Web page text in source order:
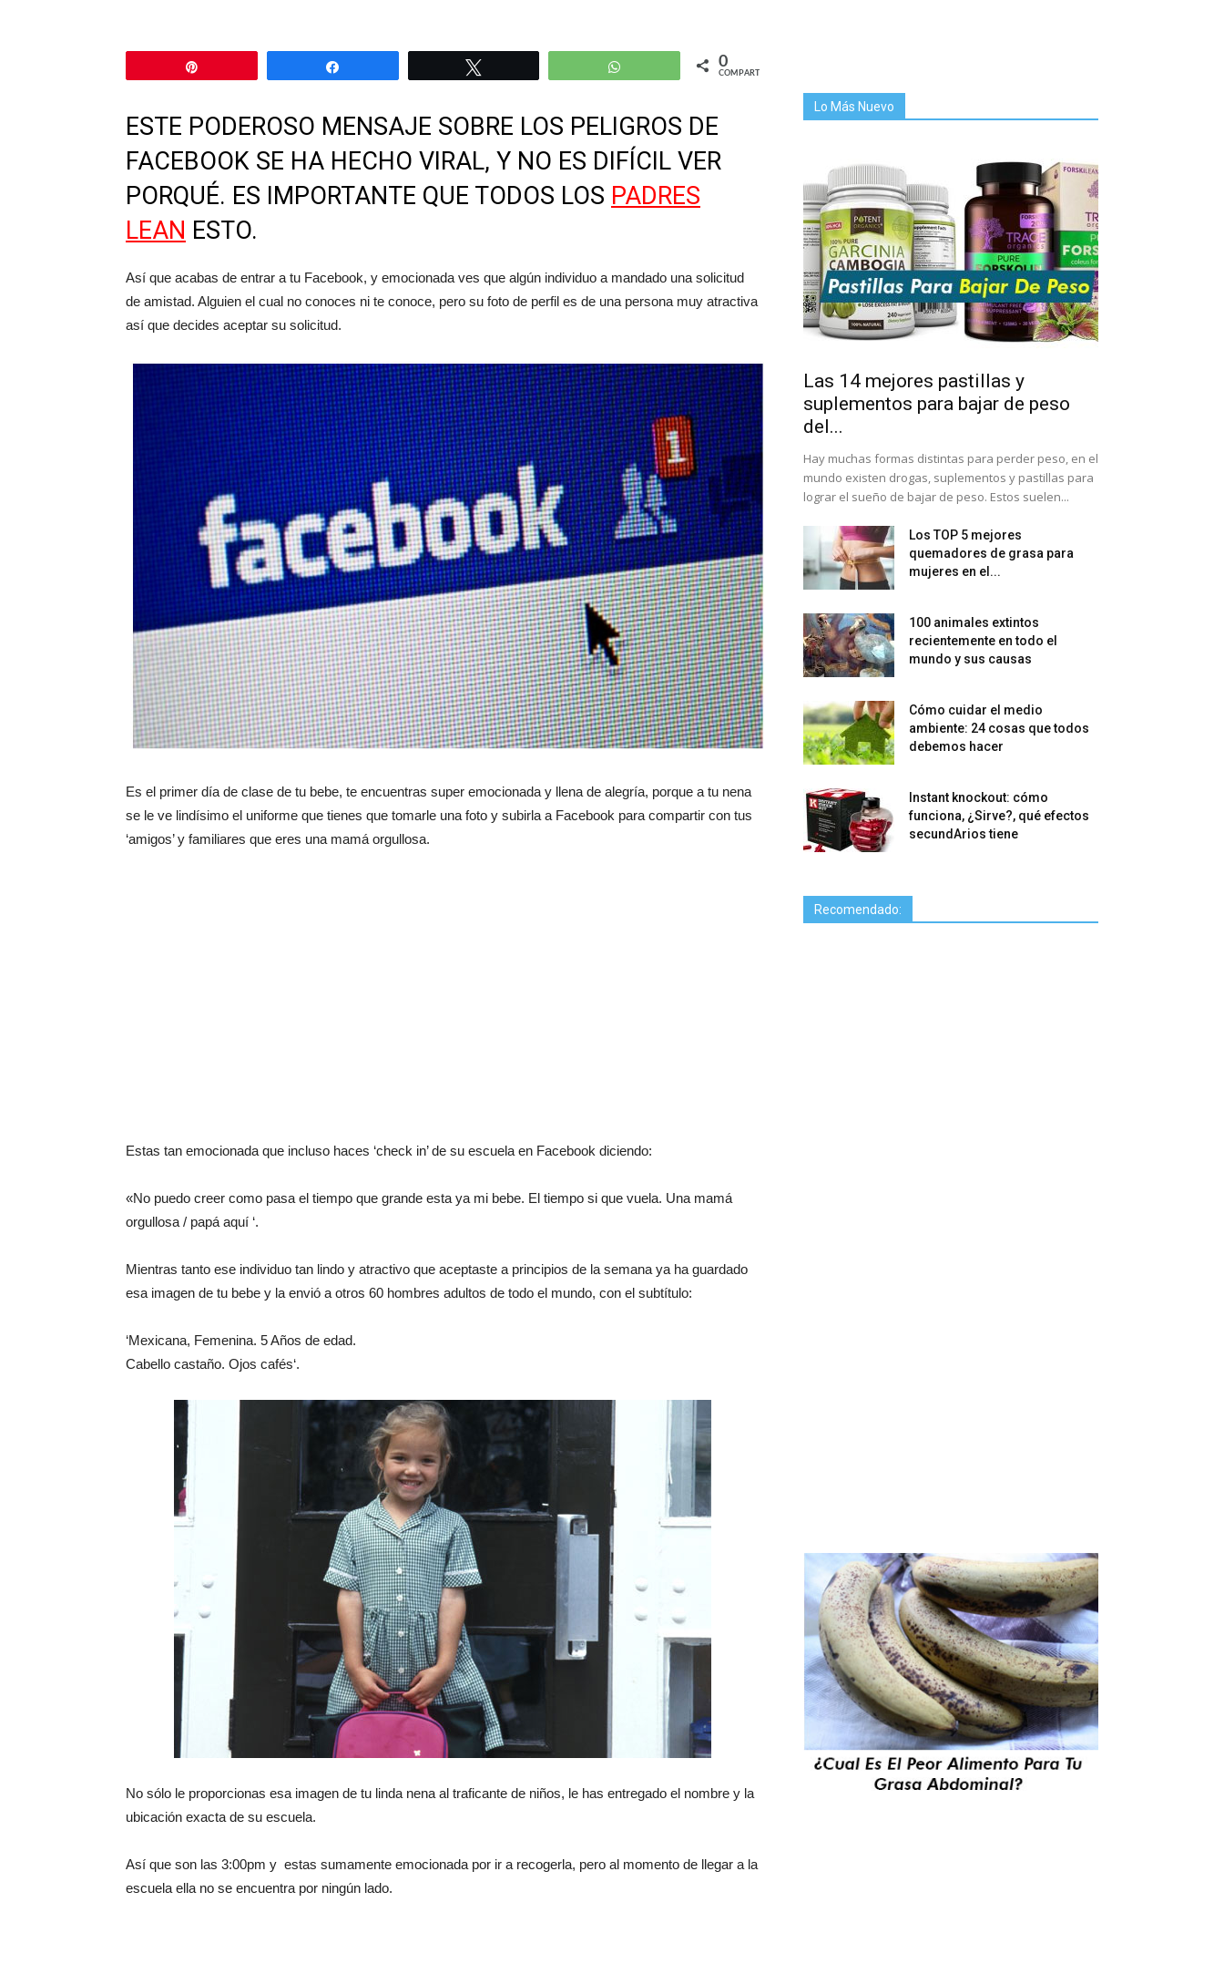
0
COMPARTIR
ESTE PODEROSO MENSAJE SOBRE LOS PELIGROS DE
FACEBOOK SE HA HECHO VIRAL, Y NO ES DIFÍCIL VER
PORQUÉ. ES IMPORTANTE QUE TODOS LOS PADRES
LEAN ESTO.
Así que acabas de entrar a tu Facebook, y emocionada ves que algún individuo a mandado una solicitud
de amistad. Alguien el cual no conoces ni te conoce, pero su foto de perfil es de una persona muy atractiva
así que decides aceptar su solicitud.
Es el primer día de clase de tu bebe, te encuentras super emocionada y llena de alegría, porque a tu nena
se le ve lindísimo el uniforme que tienes que tomarle una foto y subirla a Facebook para compartir con tus
‘amigos’ y familiares que eres una mamá orgullosa.
Estas tan emocionada que incluso haces ‘check in’ de su escuela en Facebook diciendo:
«No puedo creer como pasa el tiempo que grande esta ya mi bebe. El tiempo si que vuela. Una mamá
orgullosa / papá aquí ‘.
Mientras tanto ese individuo tan lindo y atractivo que aceptaste a principios de la semana ya ha guardado
esa imagen de tu bebe y la envió a otros 60 hombres adultos de todo el mundo, con el subtítulo:
‘Mexicana, Femenina. 5 Años de edad.
Cabello castaño. Ojos cafés‘.
No sólo le proporcionas esa imagen de tu linda nena al traficante de niños, le has entregado el nombre y la
ubicación exacta de su escuela.
Así que son las 3:00pm y estas sumamente emocionada por ir a recogerla, pero al momento de llegar a la
escuela ella no se encuentra por ningún lado.
Lo Más Nuevo
Las 14 mejores pastillas y
suplementos para bajar de peso
del...
Hay muchas formas distintas para perder peso, en el
mundo existen drogas, suplementos y pastillas para
lograr el sueño de bajar de peso. Estos suelen...
Los TOP 5 mejores
quemadores de grasa para
mujeres en el...
100 animales extintos
recientemente en todo el
mundo y sus causas
Cómo cuidar el medio
ambiente: 24 cosas que todos
debemos hacer
Instant knockout: cómo
funciona, ¿Sirve?, qué efectos
secundArios tiene
Recomendado: